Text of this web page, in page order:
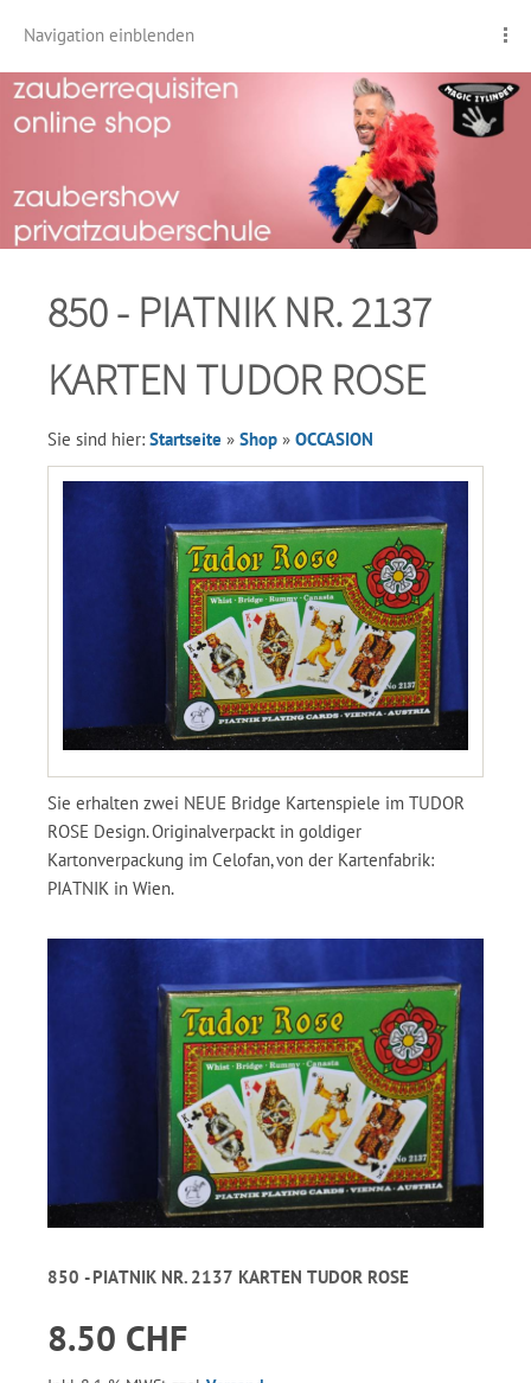
Navigation einblenden
850 - PIATNIK NR. 2137
KARTEN TUDOR ROSE
Sie sind hier: Startseite » Shop » OCCASION
Sie erhalten zwei NEUE Bridge Kartenspiele im TUDOR
ROSE Design. Originalverpackt in goldiger
Kartonverpackung im Celofan, von der Kartenfabrik:
PIATNIK in Wien.
850 - PIATNIK NR. 2137 KARTEN TUDOR ROSE
8.50 CHF